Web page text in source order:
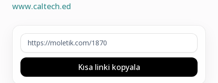
www.caltech.ed
Kısa linki kopyala